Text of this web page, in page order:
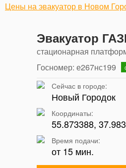
Цены на эвакуатор в Новом
Эвакуатор
стационарная
Госномер: е267нс199
Сейчас в городе:
Новый Городок
Координаты:
55.873388,
Время подачи:
от 15 мин.